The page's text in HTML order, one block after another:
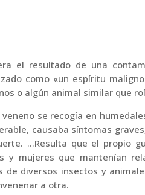
el resultado de una
como «un espíritu
o algún animal similar que
se recogía en
causaba síntomas
…Resulta que el propio
y mujeres que mantenían
de diversos insectos y
a otra.